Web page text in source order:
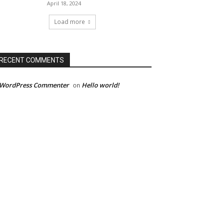
April 18, 2024
Load more
COMMENTS
Commenter on Hello world!